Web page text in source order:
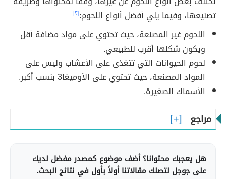
تصنيعها، وفيما يلي أفضل أنواع اللحوم:[٢]
اللحوم غير المصنعة، حيث تحتوي على مواد مضافة أقل
ويكون شكلها أقرب للطبيعي.
لحوم الحيوانات التي تتغذى على الأعشاب وليس على
المواد المصنعة، حيث تحتوي على الأوميغا3 بنسب أكبر.
الأسماك الصغيرة.
مراجع
هل يعجبك محتوانا؟ أضف موضوع كمصدر مفضل لديك
على جوجل لتصلك مقالاتنا أولاً بأول في نتائج البحث.